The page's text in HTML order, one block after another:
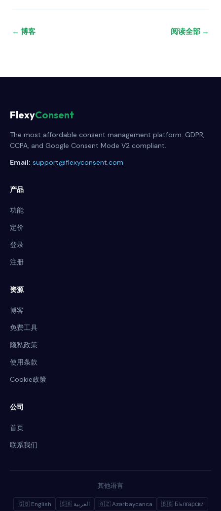
← 博客 阅读全部 →
FlexyConsent
The most affordable consent management platform. GDPR,
CCPA, and Google Consent Mode V2 compliant.
Email: support@flexyconsent.com
产品
功能
定价
登录
注册
资源
博客
免费工具
隐私政策
使用条款
Cookie政策
公司
首页
联系我们
其他语言
🇬🇧 English 🇸🇦 العربية 🇦🇿 Azərbaycanca 🇧🇬 Български